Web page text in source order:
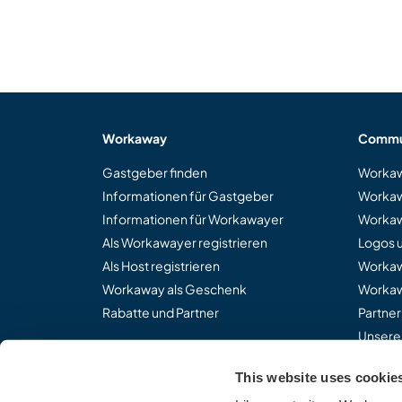
This website uses
Workaway
Gastgeber finden
Informationen für Gastgeber
Informationen für Workawayer
Als Workawayer registrieren
Als Host registrieren
Workaway als Geschenk
Rabatte und Partner
Logos